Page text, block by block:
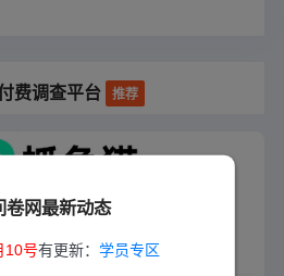
卷网最新动态
10号有更新： 学员专区
费调查平台 推荐
鱼猫调研